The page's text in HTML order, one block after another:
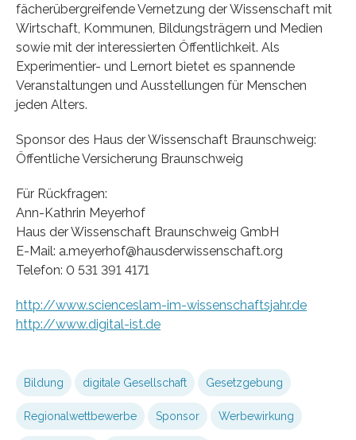
fächerübergreifende Vernetzung der Wissenschaft mit
Wirtschaft, Kommunen, Bildungsträgern und Medien
sowie mit der interessierten Öffentlichkeit. Als
Experimentier- und Lernort bietet es spannende
Veranstaltungen und Ausstellungen für Menschen
jeden Alters.
Sponsor des Haus der Wissenschaft Braunschweig:
Öffentliche Versicherung Braunschweig
Für Rückfragen:
Ann-Kathrin Meyerhof
Haus der Wissenschaft Braunschweig GmbH
E-Mail: a.meyerhof@hausderwissenschaft.org
Telefon: 0 531 391 4171
http://www.scienceslam-im-wissenschaftsjahr.de
http://www.digital-ist.de
Bildung digitale Gesellschaft Gesetzgebung
Regionalwettbewerbe Sponsor Werbewirkung